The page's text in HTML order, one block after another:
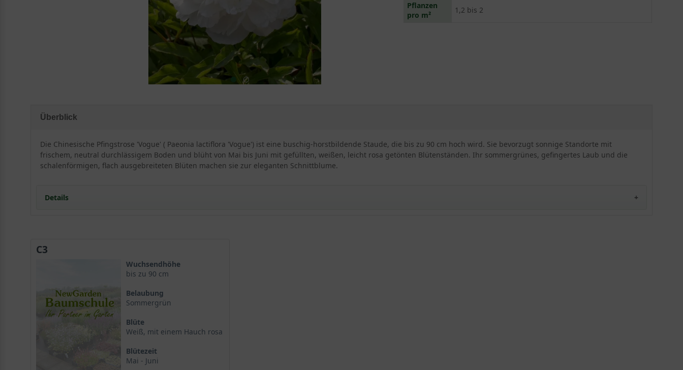
Pflanzen
pro m²
1,2 bis 2
Überblick
Die Chinesische Pfingstrose 'Vogue' ( Paeonia lactiflora 'Vogue') ist eine buschig-horstbildende Staude, die bis zu 90 cm hoch wird. Sie bevorzugt sonnige Standorte mit
frischem, neutral durchlässigem Boden und blüht von Mai bis Juni mit gefüllten, weißen, leicht rosa getönten Blütenständen. Ihr sommergrünes, gefingertes Laub und die
schalenförmigen, flach ausgebreiteten Blüten machen sie zur eleganten Schnittblume.
Details
Wuchshöhe und Habitus
Standort und Bodenansprüche
Der ideale Standort für Paeonia lactiflora 'Vogue'
Blütenpracht und Laubwerk der Chinesischen Pfingstrose 'Vogue'
Die gefüllten weißen Blüten
Das sommergrüne Blattwerk
Als prachtvolle Beetstaude
Die Chinesische Pfingstrose 'Vogue' als Schnittblume
C3
Wuchsendhöhe
bis zu 90 cm
Belaubung
Sommergrün
Blüte
Weiß, mit einem Hauch rosa
Blütezeit
Mai - Juni